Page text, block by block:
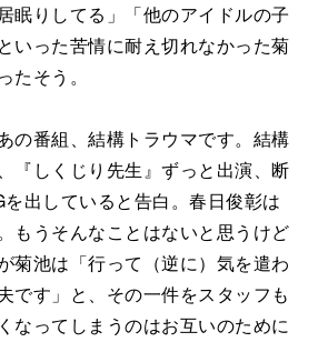
眠りしてる」「他のアイドルの子
いった苦情に耐え切れなかった菊
そう。
の番組、結構トラウマです。結構
『しくじり先生』ずっと出演、断
出していると告白。春日俊彰は
もうそんなことはないと思うけど
菊池は「行って（逆に）気を遣わ
です」と、その一件をスタッフも
なってしまうのはお互いのために